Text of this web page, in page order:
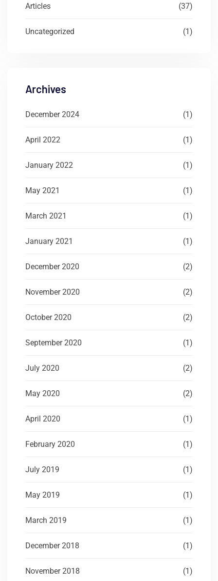
Articles (37)
Uncategorized (1)
Archives
December 2024 (1)
April 2022 (1)
January 2022 (1)
May 2021 (1)
March 2021 (1)
January 2021 (1)
December 2020 (2)
November 2020 (2)
October 2020 (2)
September 2020 (1)
July 2020 (2)
May 2020 (2)
April 2020 (1)
February 2020 (1)
July 2019 (1)
May 2019 (1)
March 2019 (1)
December 2018 (1)
November 2018 (1)